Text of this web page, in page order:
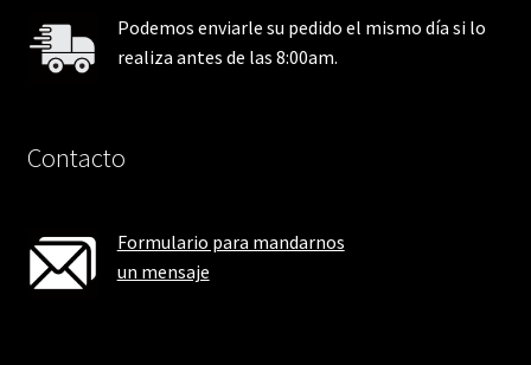
Podemos enviarle su pedido el mismo día si lo
realiza antes de las 8:00am.
Contacto
Formulario para mandarnos
un mensaje